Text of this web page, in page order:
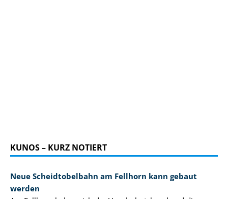
KUNOS – KURZ NOTIERT
Neue Scheidtobelbahn am Fellhorn kann gebaut
werden